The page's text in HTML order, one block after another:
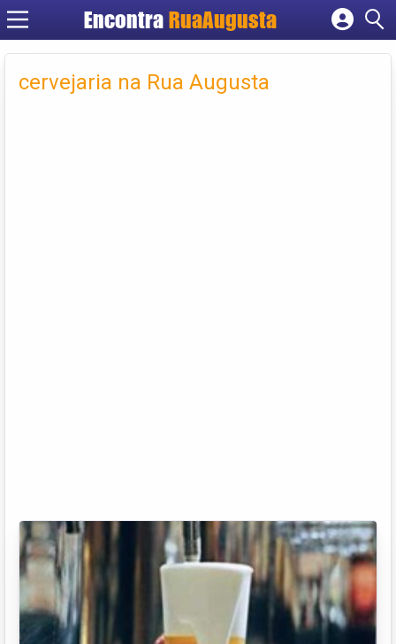
Encontra RuaAugusta
Cadastrar empresa
Criar conta
cervejaria na Rua Augusta